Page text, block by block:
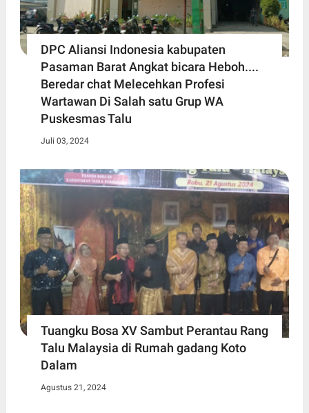
DPC Aliansi Indonesia kabupaten
Pasaman Barat Angkat bicara Heboh....
Beredar chat Melecehkan Profesi
Wartawan Di Salah satu Grup WA
Puskesmas Talu
Juli 03, 2024
Tuangku Bosa XV Sambut Perantau Rang
Talu Malaysia di Rumah gadang Koto
Dalam
Agustus 21, 2024